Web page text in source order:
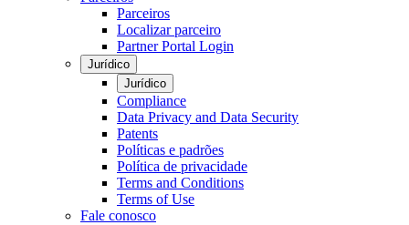
Parceiros
Localizar parceiro
Partner Portal Login
Jurídico
Jurídico
Compliance
Data Privacy and Data Security
Patents
Políticas e padrões
Política de privacidade
Terms and Conditions
Terms of Use
Fale conosco